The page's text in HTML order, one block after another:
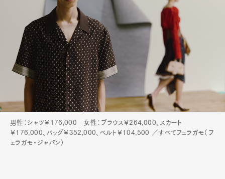
男性：シャツ￥176,000 女性：ブラウス￥264,000、スカート
￥176,000、バッグ￥352,000、ベルト￥104,500 ／すべてフェラガモ（フ
ェラガモ・ジャパン）